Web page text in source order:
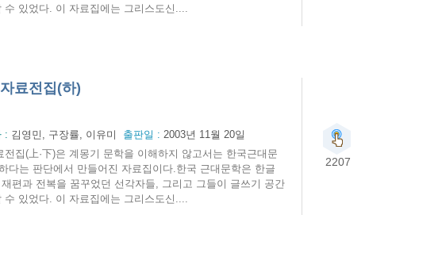
있었다. 이 자료집에는 그리스도신....
료전집(하)
: 김영민, 구장률, 이유미 출판일 : 2003년 11월 20일
집(上·下)은 계몽기 문학을 이해하지 않고서는 한국근대문
다는 판단에서 만들어진 자료집이다.한국 근대문학은 한글
편과 전복을 꿈꾸었던 선각자들, 그리고 그들이 글쓰기 공간
있었다. 이 자료집에는 그리스도신....
2207